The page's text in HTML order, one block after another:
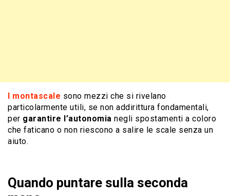
I montascale sono mezzi che si rivelano
particolarmente utili, se non addirittura fondamentali,
per garantire l’autonomia negli spostamenti a coloro
che faticano o non riescono a salire le scale senza un
aiuto.
Quando puntare sulla seconda